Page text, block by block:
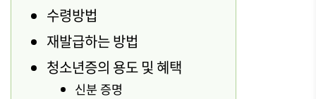
수령방법
재발급하는 방법
청소년증의 용도 및 혜택
신분 증명